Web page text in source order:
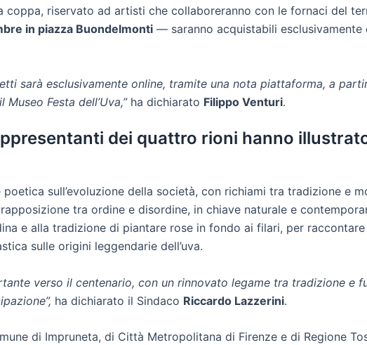
coppa, riservato ad artisti che collaboreranno con le fornaci del
in piazza Buondelmonti — saranno acquistabili
sarà esclusivamente online, tramite una nota piattaforma, a
Festa dell’Uva,”ha dichiarato Filippo Venturi.
dei quattro rioni hanno
sull’evoluzione della società, con richiami tra tradizione e
tra ordine e disordine, in chiave naturale e
e alla tradizione di piantare rose in fondo ai filari, per
sulle origini leggendarie dell’uva.
verso il centenario, con un rinnovato legame tra tradizione e
ha dichiarato il Sindaco Riccardo Lazzerini.
di Impruneta, di Città Metropolitana di Firenze e di Regione